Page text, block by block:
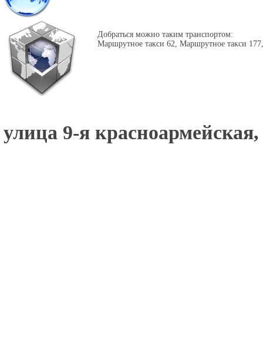
Добраться можно таким транспортом:
Маршрутное такси 62, Маршрутное такси
улица 9-я